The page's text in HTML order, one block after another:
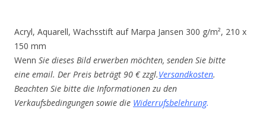
Acryl, Aquarell, Wachsstift auf Marpa Jansen 300 g/m², 210 x
150 mm
Wenn Sie dieses Bild erwerben möchten, senden Sie bitte
eine email. Der Preis beträgt 90 € zzgl.Versandkosten.
Beachten Sie bitte die Informationen zu den
Verkaufsbedingungen sowie die Widerrufsbelehrung.